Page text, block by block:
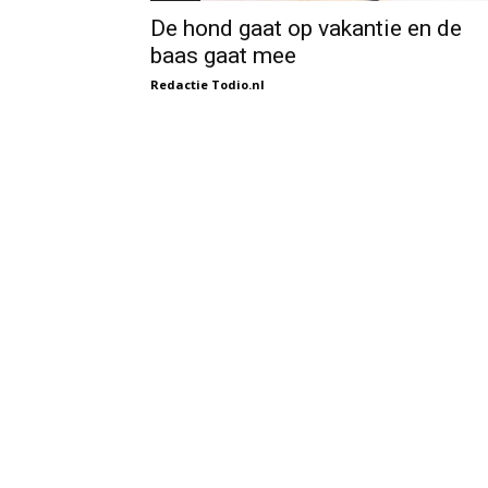
De hond gaat op vakantie en de
baas gaat mee
Redactie Todio.nl